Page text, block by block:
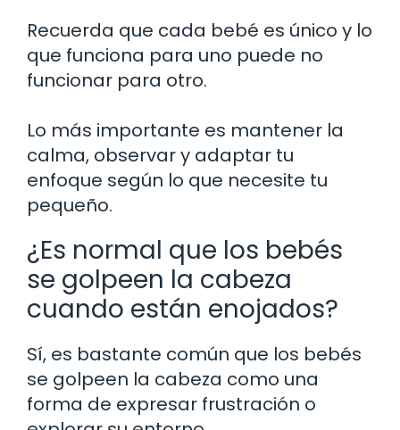
Recuerda que cada bebé es único y lo
que funciona para uno puede no
funcionar para otro.
Lo más importante es mantener la
calma, observar y adaptar tu
enfoque según lo que necesite tu
pequeño.
¿Es normal que los bebés
se golpeen la cabeza
cuando están enojados?
Sí, es bastante común que los bebés
se golpeen la cabeza como una
forma de expresar frustración o